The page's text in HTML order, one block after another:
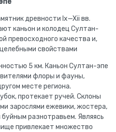
древности Ix—Xii вв.
каньон и колодец Султан-
превосходного качества и,
свойствами
5 км. Каньон Султан-эпе
флоры и фауны,
месте региона.
протекает ручей. Склоны
зарослями ежевики, жостера,
разнотравьем. Являясь
привлекает множество